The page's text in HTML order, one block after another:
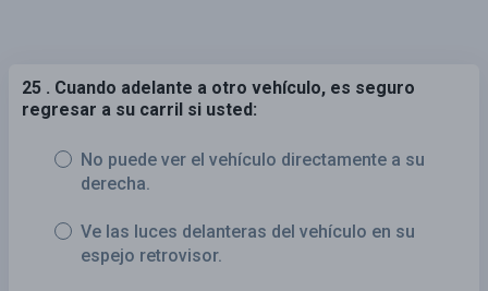
25 . Cuando adelante a otro vehículo, es seguro
regresar a su carril si usted:
No puede ver el vehículo directamente a su
derecha.
Ve las luces delanteras del vehículo en su
espejo retrovisor.